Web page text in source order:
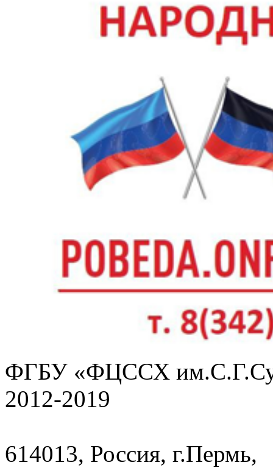
ФГБУ «ФЦССХ
2012-2019
614013, Россия, г.Пермь,